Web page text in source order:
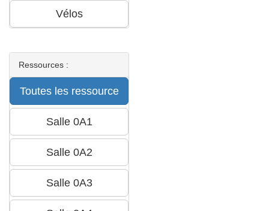
Ressources :